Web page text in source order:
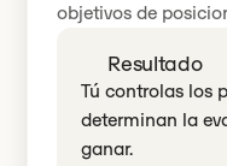
objetivos de
Resultado
Tú controlas los
determinan la
ganar.